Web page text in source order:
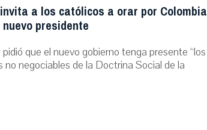
a los católicos a orar por Colombia
presidente
que el nuevo gobierno tenga presente “los
no negociables de la Doctrina Social de la